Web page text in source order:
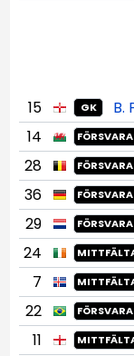
15 GK
B.
14
28
36
29
24
7
22
11